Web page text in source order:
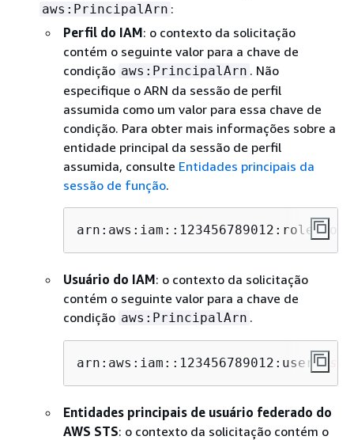
aws:PrincipalArn :
Perfil do IAM: o contexto da solicitação
contém o seguinte valor para a chave de
condição aws:PrincipalArn . Não
especifique o ARN da sessão de perfil
assumida como um valor para essa chave de
condição. Para obter mais informações sobre a
entidade principal da sessão de perfil
assumida, consulte Entidades principais da
sessão de função.
arn:aws:iam::123456789012:role/
Usuário do IAM: o contexto da solicitação
contém o seguinte valor para a chave de
condição aws:PrincipalArn .
arn:aws:iam::123456789012:user/user
Entidades principais de usuário federado do
AWS STS: o contexto da solicitação contém o